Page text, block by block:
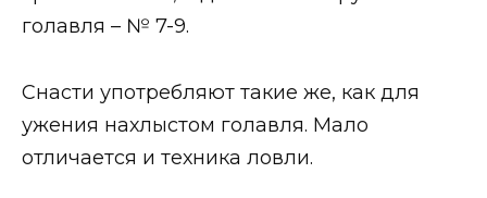
голавля – № 7-9.
Снасти употребляют такие же, как для
ужения нахлыстом голавля. Мало
отличается и техника ловли.